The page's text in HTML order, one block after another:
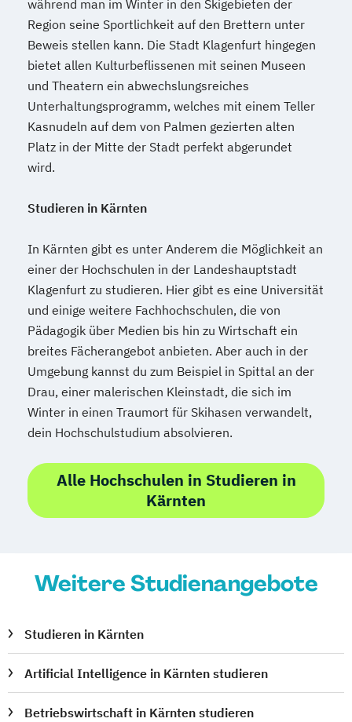
während man im Winter in den Skigebieten der
Region seine Sportlichkeit auf den Brettern unter
Beweis stellen kann. Die Stadt Klagenfurt hingegen
bietet allen Kulturbeflissenen mit seinen Museen
und Theatern ein abwechslungsreiches
Unterhaltungsprogramm, welches mit einem Teller
Kasnudeln auf dem von Palmen gezierten alten
Platz in der Mitte der Stadt perfekt abgerundet
wird.
Studieren in Kärnten
In Kärnten gibt es unter Anderem die Möglichkeit an
einer der Hochschulen in der Landeshauptstadt
Klagenfurt zu studieren. Hier gibt es eine Universität
und einige weitere Fachhochschulen, die von
Pädagogik über Medien bis hin zu Wirtschaft ein
breites Fächerangebot anbieten. Aber auch in der
Umgebung kannst du zum Beispiel in Spittal an der
Drau, einer malerischen Kleinstadt, die sich im
Winter in einen Traumort für Skihasen verwandelt,
dein Hochschulstudium absolvieren.
Alle Hochschulen in Studieren in
Kärnten
Weitere Studienangebote
Studieren in Kärnten
Artificial Intelligence in Kärnten studieren
Betriebswirtschaft in Kärnten studieren